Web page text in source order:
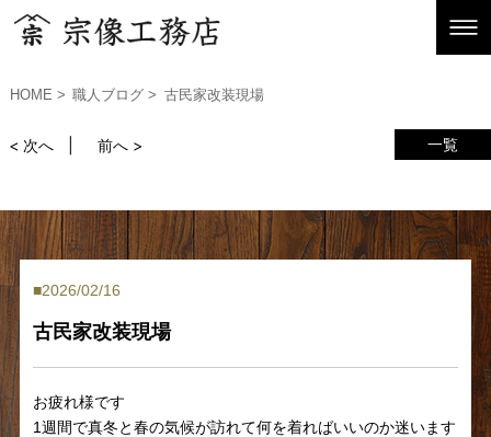
HOME 職人ブログ 古民家改装現場
一覧
< 次へ 前へ >
2026/02/16
古民家改装現場
お疲れ様です
1週間で真冬と春の気候が訪れて何を着ればいいのか迷います